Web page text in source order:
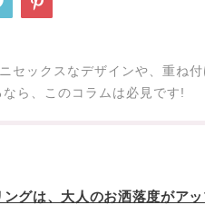
セックスなデザインや、重ね
ら、このコラムは必見です!
グは、大人のお洒落度がア